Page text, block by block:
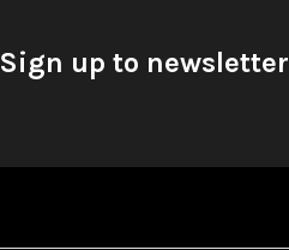
Sign up to newsletter